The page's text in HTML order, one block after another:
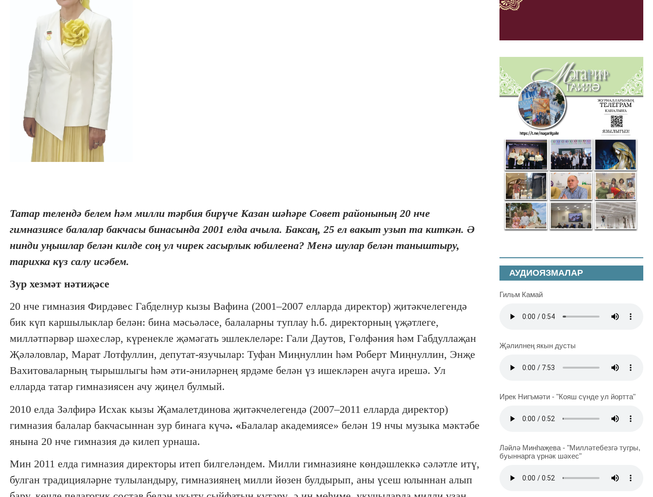
Татар телендә белем һәм милли тәрбия бирүче Казан шәһәре Совет районының 20 нче
гимназиясе балалар бакчасы бинасында 2001 елда ачыла. Баксаң, 25 ел вакыт узып та киткән. Ә
нинди уңышлар белән килде соң ул чирек гасырлык юбилеена? Менә шулар белән таныштыру,
тарихка күз салу исәбем.
Зур хезмәт нәтиҗәсе
20 нче гимназия Фирдәвес Габделнур кызы Вафина (2001–2007 елларда директор) җитәкчелегендә
бик күп каршылыклар белән: бина мәсьәләсе, балаларны туплау һ.б. директорның үҗәтлеге,
милләтпәрвәр шәхесләр, күренекле җәмәгать эшлеклеләре: Гали Даутов, Гөлфәния һәм Габдуллаҗан
Җәләловлар, Марат Лотфуллин, депутат-язучылар: Туфан Миңнуллин һәм Роберт Миңнуллин, Энҗе
Вахитоваларның тырышлыгы һәм әти-әниләрнең ярдәме белән үз ишекләрен ачуга ирешә. Ул
елларда татар гимназиясен ачу җиңел булмый.
2010 елда Зәлфирә Исхак кызы Җамалетдинова җитәкчелегендә (2007–2011 елларда директор)
гимназия балалар бакчасыннан зур бинага күчә. «Балалар академиясе» белән 19 нчы музыка мәктәбе
янына 20 нче гимназия дә килеп урнаша.
Мин 2011 елда гимназия директоры итеп билгеләндем. Милли гимназияне көндәшлеккә сәләтле итү,
булган традицияләрне тулыландыру, гимназиянең милли йөзен булдырып, аны үсеш юлыннан алып
АУДИОЯЗМАЛАР
Гильм Камай
Җәлилнең якын дусты
Ирек Нигъмәти - "Кояш сүнде ул йортта"
Ләйлә Минһаҗева - "Милләтебезгә тугры,
буыннарга үрнәк шәхес"